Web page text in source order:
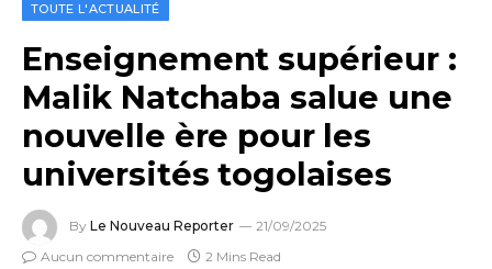
TOUTE L'ACTUALITÉ
Enseignement supérieur :
Malik Natchaba salue une
nouvelle ère pour les
universités togolaises
By Le Nouveau Reporter
21/09/2025
Aucun commentaire
2 Mins Read